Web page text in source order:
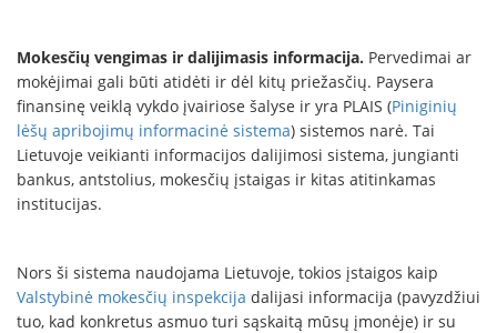
Mokesčių vengimas ir dalijimasis informacija. Pervedimai ar
mokėjimai gali būti atidėti ir dėl kitų priežasčių. Paysera
finansinę veiklą vykdo įvairiose šalyse ir yra PLAIS (Piniginių
lėšų apribojimų informacinė sistema) sistemos narė. Tai
Lietuvoje veikianti informacijos dalijimosi sistema, jungianti
bankus, antstolius, mokesčių įstaigas ir kitas atitinkamas
institucijas.
Nors ši sistema naudojama Lietuvoje, tokios įstaigos kaip
Valstybinė mokesčių inspekcija dalijasi informacija (pavyzdžiui
tuo, kad konkretus asmuo turi sąskaitą mūsų įmonėje) ir su